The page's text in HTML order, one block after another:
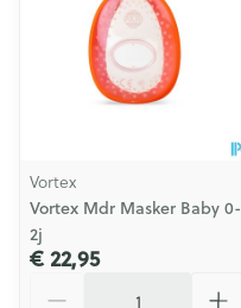
Vortex
Vortex Mdr Masker Baby 0-
2j
€ 22,95